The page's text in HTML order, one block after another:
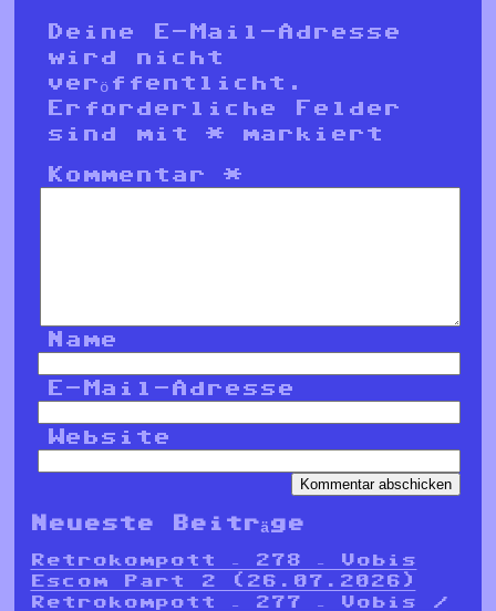
Deine E-Mail-Adresse
wird nicht
veröffentlicht.
Erforderliche Felder
sind mit* markiert
Kommentar*
Name
E-Mail-Adresse
Website
Neueste Beiträge
Retrokompott – 278 – Vobis
Escom Part 2 (26.07.2026)
Retrokompott – 277 – Vobis /